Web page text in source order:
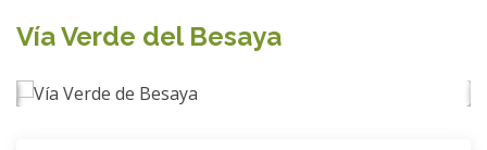
Vía Verde del Besaya